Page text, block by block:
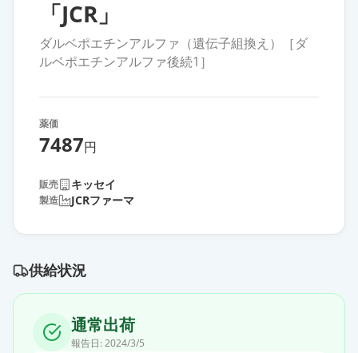
「JCR」
ダルベポエチンアルファ（遺伝子組換え）［ダ
ルベポエチンアルファ後続1］
薬価
7487円
販売 キッセイ
製造 JCRファーマ
供給状況
通常出荷
報告日: 2024/3/5